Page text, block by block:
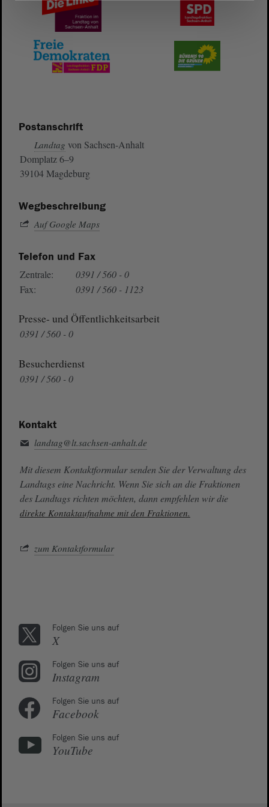
Postanschrift
Landtag von Sachsen-Anhalt
Domplatz 6–9
39104 Magdeburg
Wegbeschreibung
Auf Google Maps
Telefon und Fax
Zentrale:
0391 / 560 - 0
Fax:
0391 / 560 - 1123
Presse- und Öffentlichkeitsarbeit
0391 / 560 - 0
Besucherdienst
0391 / 560 - 0
Kontakt
landtag@lt.sachsen-anhalt.de
Mit diesem Kontaktformular senden Sie der Verwaltung des
Landtags eine Nachricht. Wenn Sie sich an die Fraktionen
des Landtags richten möchten, dann empfehlen wir die
direkte Kontaktaufnahme mit den Fraktionen.
zum Kontaktformular
Folgen Sie uns auf
X
Folgen Sie uns auf
Instagram
Folgen Sie uns auf
Facebook
Folgen Sie uns auf
YouTube